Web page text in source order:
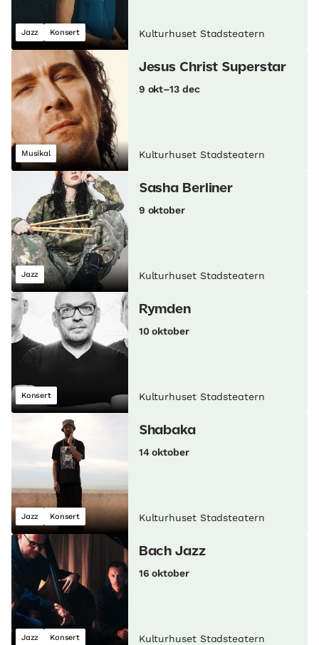
Jazz Konsert Kulturhuset Stadsteatern
Musikal
Jesus Christ Superstar
9 okt–13 dec
Kulturhuset Stadsteatern
Jazz
Sasha Berliner
9 oktober
Kulturhuset Stadsteatern
Konsert
Rymden
10 oktober
Kulturhuset Stadsteatern
Jazz Konsert
Shabaka
14 oktober
Kulturhuset Stadsteatern
Jazz Konsert
Bach Jazz
16 oktober
Kulturhuset Stadsteatern